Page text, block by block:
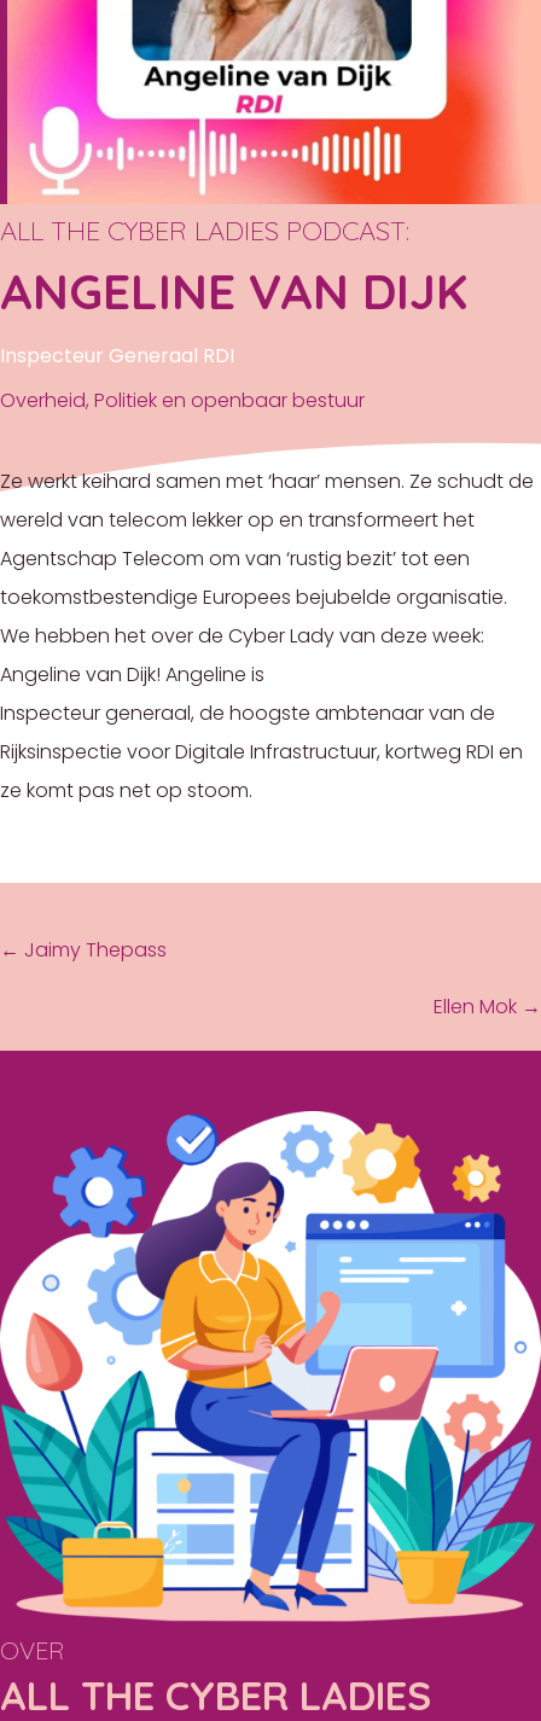
ALL THE CYBER LADIES PODCAST:
ANGELINE VAN DIJK
Inspecteur Generaal RDI
Overheid, Politiek en openbaar bestuur
Ze werkt keihard samen met ‘haar’ mensen. Ze schudt de
wereld van telecom lekker op en transformeert het
Agentschap Telecom om van ‘rustig bezit’ tot een
toekomstbestendige Europees bejubelde organisatie.
We hebben het over de Cyber Lady van deze week:
Angeline van Dijk! Angeline is
Inspecteur generaal, de hoogste ambtenaar van de
Rijksinspectie voor Digitale Infrastructuur, kortweg RDI en
ze komt pas net op stoom.
POSTS
← Jaimy Thepass
Ellen Mok →
OVER
ALL THE CYBER LADIES